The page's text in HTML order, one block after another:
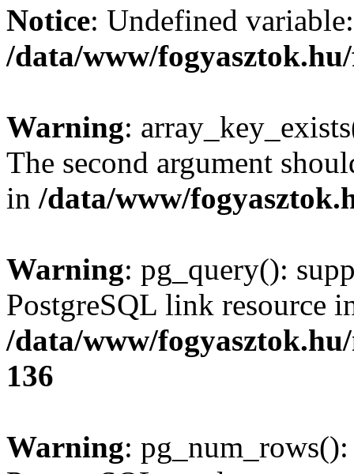
Notice: Undefined
/data/www/
Warning:
The second argument
in /data/www/
Warning: pg_query():
PostgreSQL link resource
/data/www/
136
Warning: